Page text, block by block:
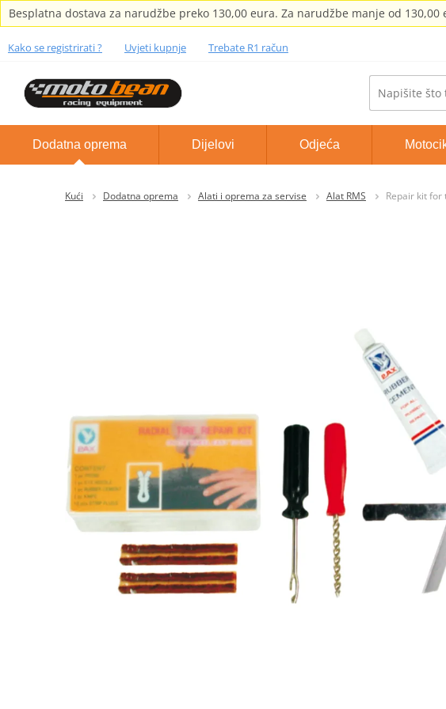
Besplatna dostava za narudžbe preko 130,00 eura. Za narudžbe manje od 130,00
Kako se registrirati ? Uvjeti kupnje Trebate R1 račun
Dodatna oprema Dijelovi Odjeća
Kući Dodatna oprema Alati i oprema za servise Alat RMS Repair kit for